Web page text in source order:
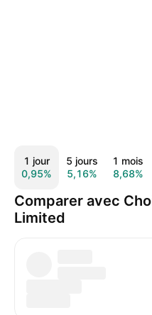
1 jour
0,95%
5 jours
5,16%
1 mois
8,68%
Comparer avec
Limited